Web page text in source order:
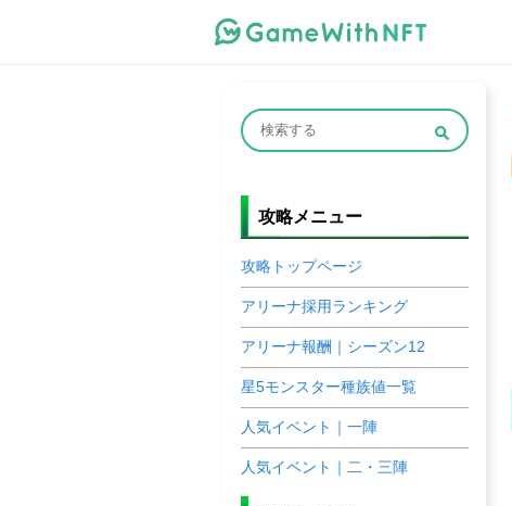
攻略メニュー
攻略トップページ
アリーナ採用ランキング
アリーナ報酬｜シーズン12
星5モンスター種族値一覧
人気イベント｜一陣
人気イベント｜二・三陣